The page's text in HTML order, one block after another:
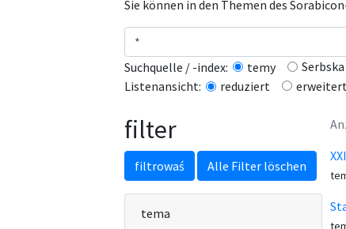
Sie können in den Themen des
Suchquelle / -index: temy
Listenansicht:
reduziert erweitert
filter
filtrowaś Alle Filter löschen
tema